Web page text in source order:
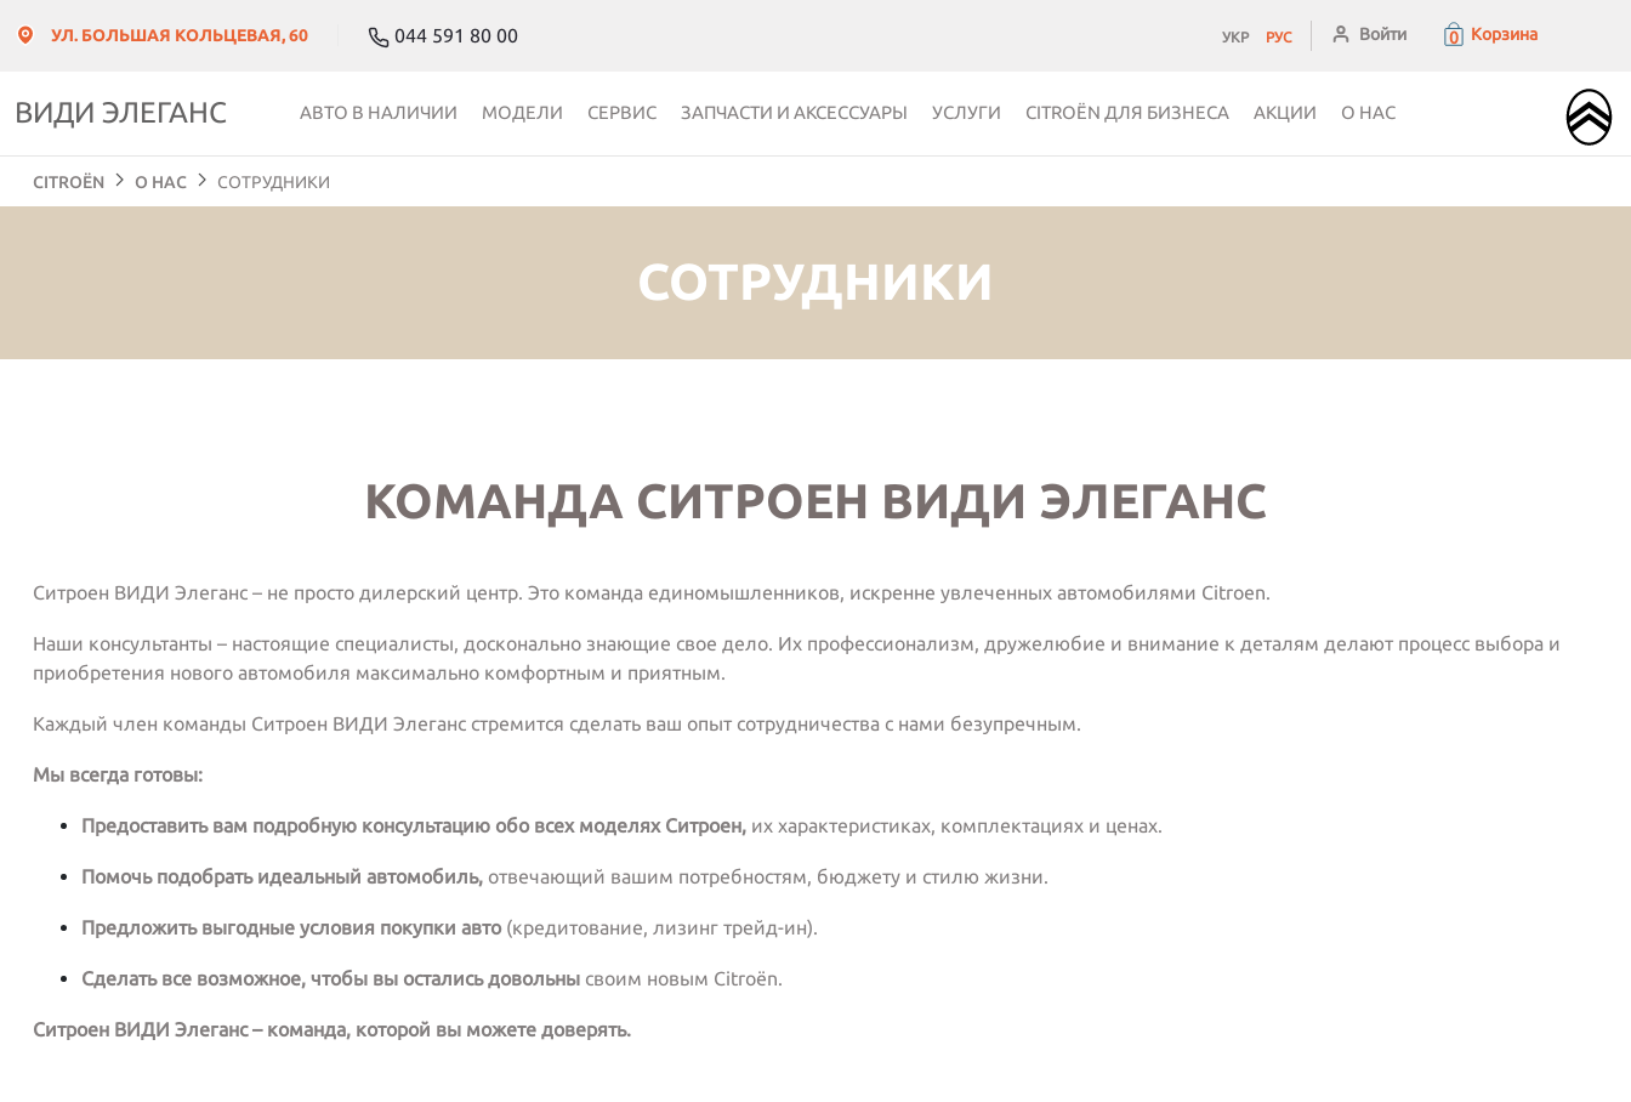
УЛ. БОЛЬШАЯ КОЛЬЦЕВАЯ, 60 044 591 80 00 УКР РУС Войти 0 Корзина
ВИДИ ЭЛЕГАНС АВТО В НАЛИЧИИ МОДЕЛИ СЕРВИС ЗАПЧАСТИ И АКСЕССУАРЫ УСЛУГИ CITROЁN ДЛЯ БИЗНЕСА АКЦИИ О НАС
CITROЁN О НАС СОТРУДНИКИ
СОТРУДНИКИ
КОМАНДА СИТРОЕН ВИДИ ЭЛЕГАНС
Ситроен ВИДИ Элеганс – не просто дилерский центр. Это команда единомышленников, искренне увлеченных автомобилями Citroen.
Наши консультанты – настоящие специалисты, досконально знающие свое дело. Их профессионализм, дружелюбие и внимание к деталям делают процесс выбора и
приобретения нового автомобиля максимально комфортным и приятным.
Каждый член команды Ситроен ВИДИ Элеганс стремится сделать ваш опыт сотрудничества с нами безупречным.
Мы всегда готовы:
Предоставить вам подробную консультацию обо всех моделях Ситроен, их характеристиках, комплектациях и ценах.
Помочь подобрать идеальный автомобиль, отвечающий вашим потребностям, бюджету и стилю жизни.
Предложить выгодные условия покупки авто(кредитование, лизинг трейд-ин).
Сделать все возможное, чтобы вы остались довольны своим новым Citroën.
Ситроен ВИДИ Элеганс – команда, которой вы можете доверять.